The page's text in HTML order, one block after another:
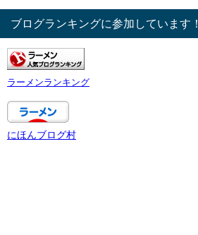
ブログランキングに参加しています！
ラーメンランキング
にほんブログ村